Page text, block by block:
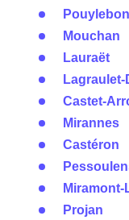
Pouylebon
Mouchan
Lauraët
Lagraulet-
Castet-
Mirannes
Castéron
Projan